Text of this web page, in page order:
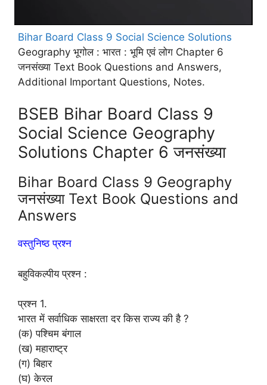
Bihar Board Class 9 Social Science Solutions
Geography भूगोल : भारत : भूमि एवं लोग Chapter 6
जनसंख्या Text Book Questions and Answers,
Additional Important Questions, Notes.
BSEB Bihar Board Class 9
Social Science Geography
Solutions Chapter 6 जनसंख्या
Bihar Board Class 9 Geography
जनसंख्या Text Book Questions and
Answers
वस्तुनिष्ठ प्रश्न
बहुविकल्पीय प्रश्न :
प्रश्न 1.
भारत में सर्वाधिक साक्षरता दर किस राज्य की है ?
(क) पश्चिम बंगाल
(ख) महाराष्ट्र
(ग) बिहार
(घ) केरल